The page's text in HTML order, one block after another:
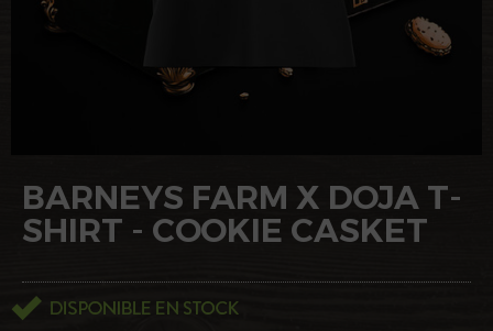
BARNEYS FARM X DOJA T-
SHIRT - COOKIE CASKET